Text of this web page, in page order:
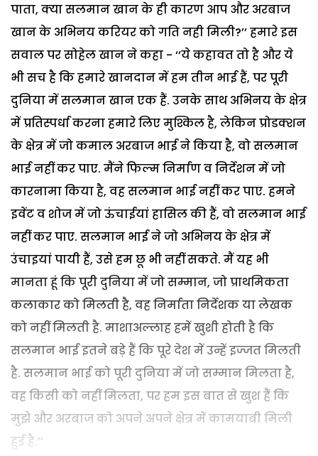
पाता, क्या सलमान खान के ही कारण आप और अरबाज
खान के अभिनय करियर को गति नही मिली?’’ हमारे इस
सवाल पर सोहेल खान ने कहा - ‘‘ये कहावत तो है और ये
भी सच है कि हमारे खानदान में हम तीन भाई हैं, पर पूरी
दुनिया में सलमान खान एक हैं. उनके साथ अभिनय के क्षेत्र
में प्रतिस्पर्धा करना हमारे लिए मुश्किल है, लेकिन प्रोडक्शन
के क्षेत्र में जो कमाल अरबाज भाई ने किया है, वो सलमान
भाई नहीं कर पाए. मैंने फिल्म निर्माण व निर्देशन में जो
कारनामा किया है, वह सलमान भाई नहीं कर पाए. हमने
इवेंट व शोज में जो ऊंचाईयां हासिल की हैं, वो सलमान भाई
नहीं कर पाए. सलमान भाई ने जो अभिनय के क्षेत्र में
उंचाइयां पायी हैं, उसे हम छू भी नहीं सकते. मैं यह भी
मानता हूं कि पूरी दुनिया में जो सम्मान, जो प्राथमिकता
कलाकार को मिलती है, वह निर्माता निर्देशक या लेखक
को नहीं मिलती है. माशाअल्लाह हमें खुशी होती है कि
सलमान भाई इतने बड़े हैं कि पूरे देश में उन्हें इज्जत मिलती
है. सलमान भाई को पूरी दुनिया में जो सम्मान मिलता है,
वह किसी को नहीं मिलता, पर हम इस बात से खुश हैं कि
मुझे और अरबाज को अपने अपने क्षेत्र में कामयाबी मिली
हुई है.’’